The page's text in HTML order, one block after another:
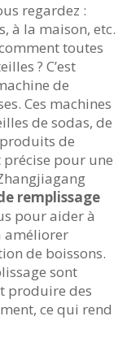
regardez :
à la maison, etc.
toutes
? C’est
de
Ces machines
de sodas, de
de
pour une
remplissage
pour aider à
améliorer
de boissons.
sont
produire des
ce qui rend